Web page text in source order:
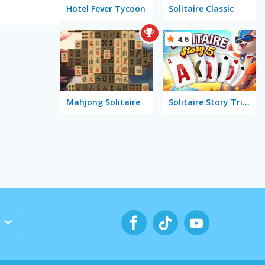
Hotel Fever Tycoon Solitaire Classic
Mahjong Solitaire Solitaire Story TriPeaks 5
4.6